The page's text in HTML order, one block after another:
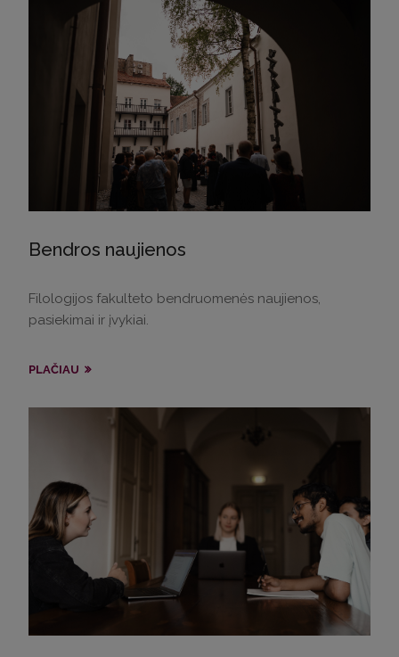
Bendros naujienos
Filologijos fakulteto bendruomenės naujienos,
pasiekimai ir įvykiai.
PLAČIAU